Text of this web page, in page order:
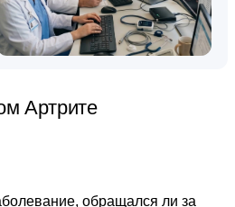
Артрите
обращался ли за